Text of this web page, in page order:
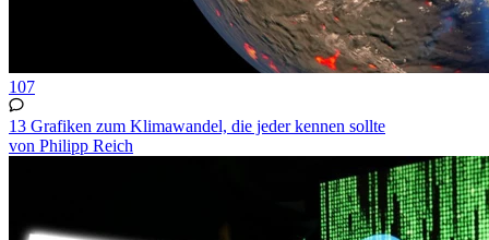
107
13 Grafiken zum Klimawandel, die jeder kennen sollte
von Philipp Reich